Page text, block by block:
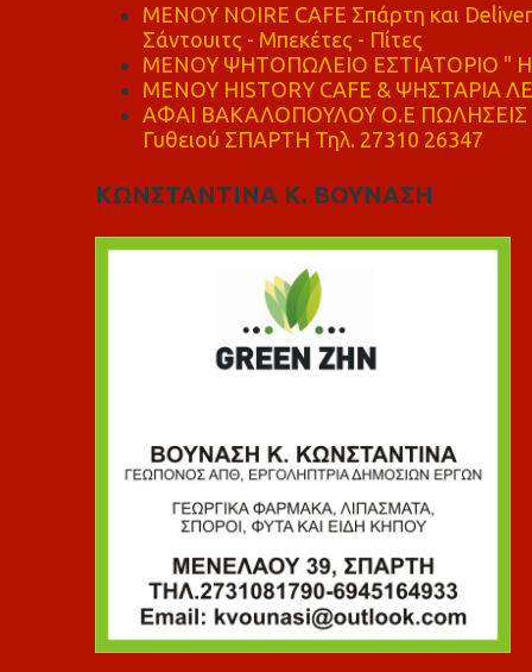
MENOY NOIRE CAFE Σπάρτη και
Σάντουιτς - Μπεκέτες - Πίτες
ΜΕΝΟΥ ΨΗΤΟΠΩΛΕΙΟ ΕΣΤΙΑΤΟΡΙΟ "
ΜΕΝΟΥ HISTORY CAFE & ΨΗΣΤΑΡΙΑ
ΑΦΑΙ ΒΑΚΑΛΟΠΟΥΛΟΥ Ο.Ε ΠΩΛΗΣΕΙΣ
Γυθειού ΣΠΑΡΤΗ Τηλ. 27310 26347
ΚΩΝΣΤΑΝΤΙΝΑ Κ. ΒΟΥΝΑΣΗ